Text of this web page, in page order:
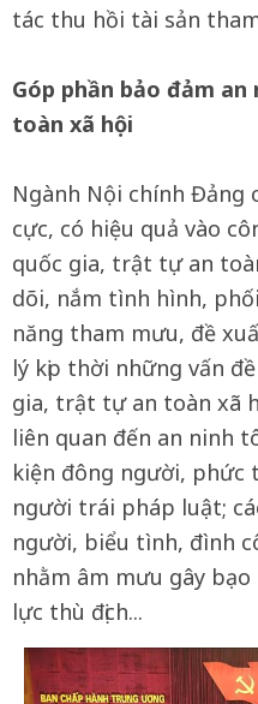
tác thu hồi tài sản
Góp phần bảo đảm
toàn xã hội
Ngành Nội chính Đảng
cực, có hiệu quả vào
quốc gia, trật tự an
dõi, nắm tình hình,
năng tham mưu, đề
lý kịp thời những vấn
gia, trật tự an toàn xã
liên quan đến an ninh
kiện đông người, phức
người trái pháp luật;
người, biểu tình, đình
nhằm âm mưu gây
lực thù địch...